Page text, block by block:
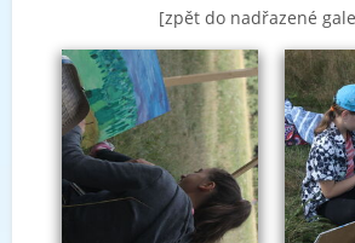
[zpět do nadřazené